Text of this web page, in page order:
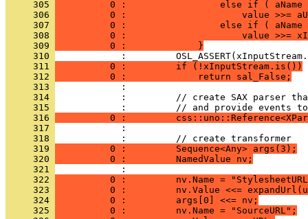
     305
0 :                 else if ( aName
     306
0 :                     value >>=
     307
0 :                 else if ( aName
     308
0 :                     value >>=
     309
          0 :             }
     310
     311
          0 :         if (!xInputStream.is())
     312
          0 :             return sal_False;
     313
     314
     315
     316
0 :
     317
     318
     319
          0 :         Sequence<Any> args(3);
     320
          0 :         NamedValue nv;
     321
     322
0 :         nv.Name =
     323
0 :         nv.Value <<=
     324
          0 :         args[0] <<= nv;
     325
          0 :         nv.Name = "SourceURL";